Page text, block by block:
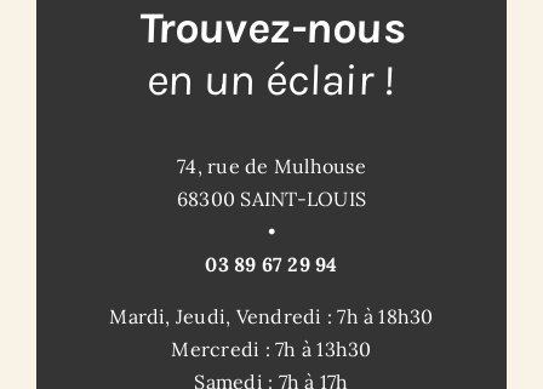
Trouvez-nous
en un éclair !
74, rue de Mulhouse
68300 SAINT-LOUIS
•
03 89 67 29 94
Mardi, Jeudi, Vendredi : 7h à 18h30
Mercredi : 7h à 13h30
Samedi : 7h à 17h